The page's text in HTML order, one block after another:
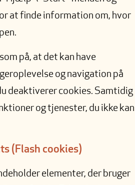
at finde information om, hvor
på, at det kan have
og navigation på
deaktiverer cookies. Samtidig
og tjenester, du ikke kan
(Flash cookies)
elementer, der bruger